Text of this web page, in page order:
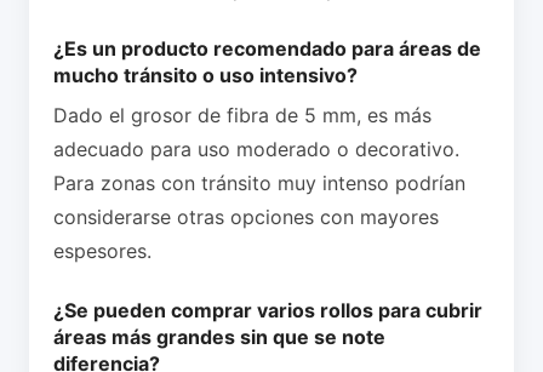
¿Es un producto recomendado para áreas de
mucho tránsito o uso intensivo?
Dado el grosor de fibra de 5 mm, es más
adecuado para uso moderado o decorativo.
Para zonas con tránsito muy intenso podrían
considerarse otras opciones con mayores
espesores.
¿Se pueden comprar varios rollos para cubrir
áreas más grandes sin que se note
diferencia?